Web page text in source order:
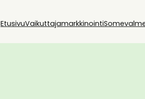
EtusivuVaikuttajamarkkinointi